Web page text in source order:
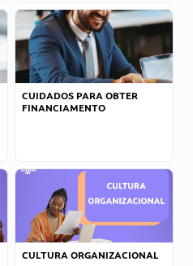
CUIDADOS PARA OBTER
FINANCIAMENTO
CULTURA ORGANIZACIONAL